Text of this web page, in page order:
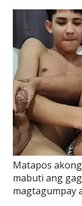
Matapos
mabuti ang
magtagumpay